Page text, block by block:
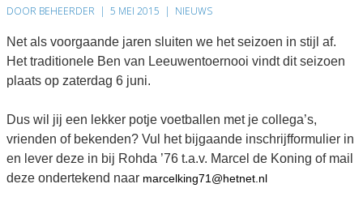
DOOR BEHEERDER | 5 MEI 2015 | NIEUWS
Net als voorgaande jaren sluiten we het seizoen in stijl af.
Het traditionele Ben van Leeuwentoernooi vindt dit seizoen
plaats op zaterdag 6 juni.
Dus wil jij een lekker potje voetballen met je collega’s,
vrienden of bekenden? Vul het bijgaande inschrijfformulier in
en lever deze in bij Rohda ’76 t.a.v. Marcel de Koning of mail
deze ondertekend naar marcelking71@hetnet.nl